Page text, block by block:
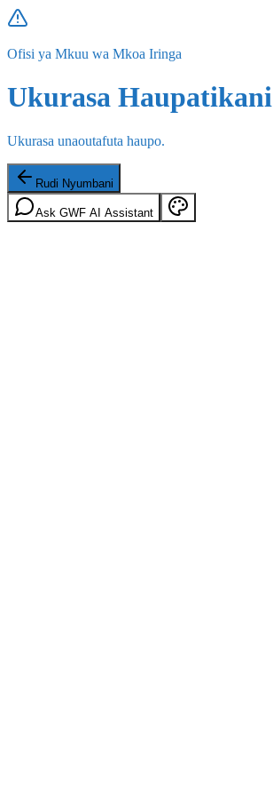
Ofisi ya Mkuu wa Mkoa Iringa
Ukurasa Haupatikani
Ukurasa unaoutafuta haupo.
Rudi Nyumbani
Ask GWF AI Assistant